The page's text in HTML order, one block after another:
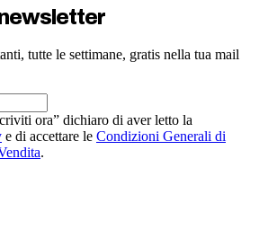
tutte le settimane, gratis nella tua mail
ora” dichiaro di aver letto la
e di accettare le Condizioni Generali di
.